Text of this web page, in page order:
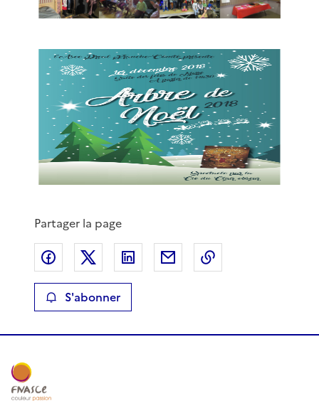
Partager la page
Partager sur Facebook
Partager sur XPartager sur LinkedIn
Partager par email
S'abonner